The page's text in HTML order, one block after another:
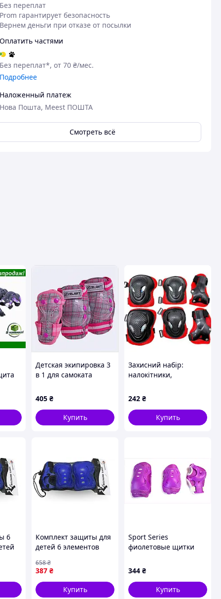
Без переплат
Prom гарантирует безопасность
Вернем деньги при отказе от посылки
Оплатить частями
Без переплат*, от 70 ₴/мес.
Подробнее
Наложенный платеж
Нова Пошта, Meest ПОШТА
Смотреть всё
6
Детская экипировка 3
в 1 для самоката
757A8E2M03
405 ₴
Купить
Захисний набір:
налокітники,
у сітці (ЧЕРВОНИЙ)
242 ₴
Купить
6
Комплект защиты для
детей 6 элементов
с регулировкой синяя
PS-15056
387 ₴
658₴
Купить
Sport Series
фиолетовые щитки
падении 148981C9A
344 ₴
Купить